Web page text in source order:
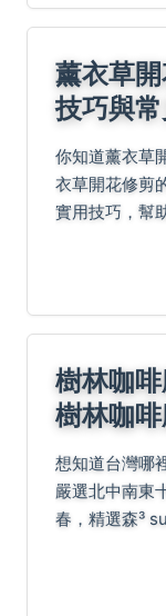
薰衣草開
技巧與
你知道薰衣草
衣草開花修剪
實用技巧，幫
樹林咖
樹林咖
想知道台灣哪
嚴選北中南東
春，精選森³